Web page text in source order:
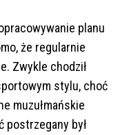
planu
że regularnie
Zwykle chodził
stylu, choć
muzułmańskie
postrzegany był